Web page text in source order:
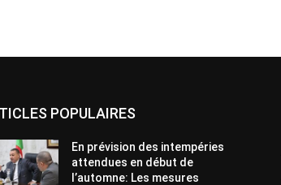
POPULAIRES
En prévision des intempéries
attendues en début de
l’automne: Les mesures